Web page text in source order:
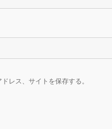
レス、サイトを保存する。